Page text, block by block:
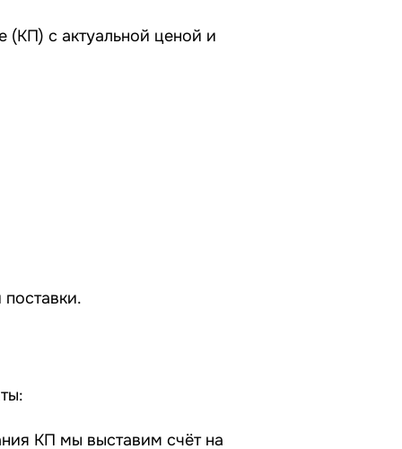
(КП) с актуальной ценой и
КП мы выставим счёт на